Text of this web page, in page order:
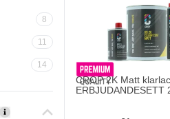
8
11
14
CROP 2K Matt
ERBJUDANDESETT
The price depends